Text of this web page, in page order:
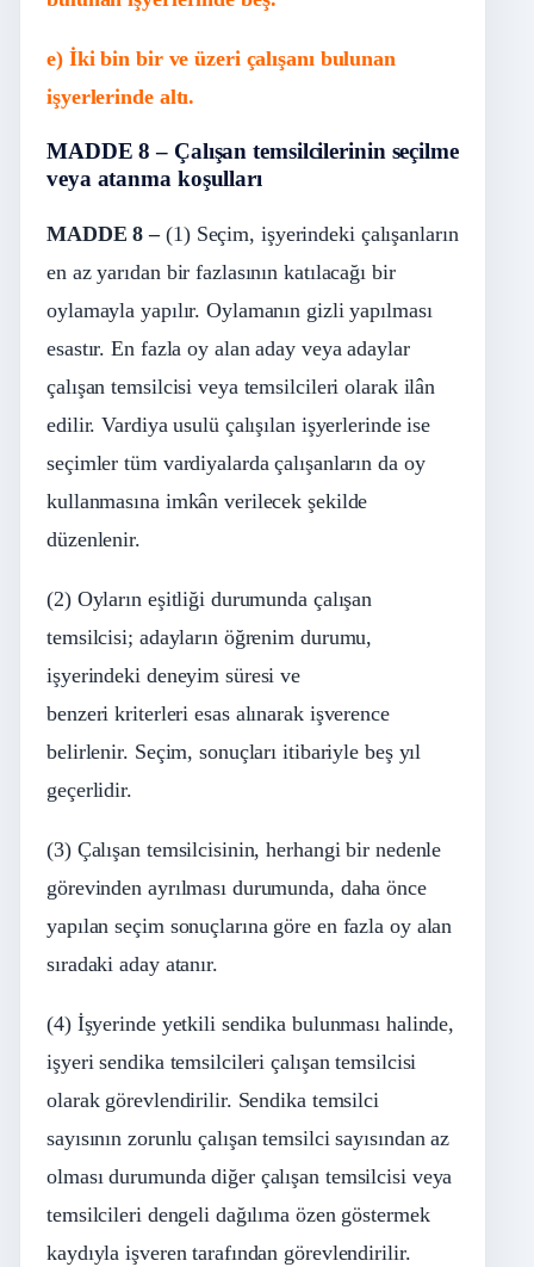
e) İki bin bir ve üzeri çalışanı bulunan
işyerlerinde altı.
MADDE 8 – Çalışan temsilcilerinin seçilme
veya atanma koşulları
MADDE 8 –(1) Seçim, işyerindeki çalışanların
en az yarıdan bir fazlasının katılacağı bir
oylamayla yapılır. Oylamanın gizli yapılması
esastır. En fazla oy alan aday veya adaylar
çalışan temsilcisi veya temsilcileri olarak ilân
edilir. Vardiya usulü çalışılan işyerlerinde ise
seçimler tüm vardiyalarda çalışanların da oy
kullanmasına imkân verilecek şekilde
düzenlenir.
(2) Oyların eşitliği durumunda çalışan
temsilcisi; adayların öğrenim durumu,
işyerindeki deneyim süresi ve
benzerikriterleri esas alınarak işverence
belirlenir. Seçim, sonuçları itibariyle beş yıl
geçerlidir.
(3) Çalışan temsilcisinin, herhangi bir nedenle
görevinden ayrılması durumunda, daha önce
yapılan seçim sonuçlarına göre en fazla oy alan
sıradaki aday atanır.
(4) İşyerinde yetkili sendika bulunması halinde,
işyeri sendika temsilcileri çalışan temsilcisi
olarak görevlendirilir. Sendika temsilci
sayısının zorunlu çalışan temsilci sayısından az
olması durumunda diğer çalışan temsilcisi veya
temsilcileri dengeli dağılıma özen göstermek
kaydıyla işveren tarafından görevlendirilir.